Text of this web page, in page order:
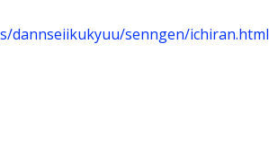
dannseiikukyuu/senngen/ichiran.html